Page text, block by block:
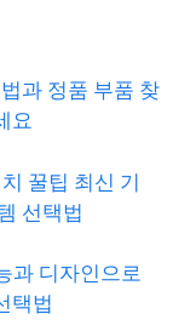
과 정품 부품 찾
요
꿀팁 최신 기
선택법
과 디자인으로
택법